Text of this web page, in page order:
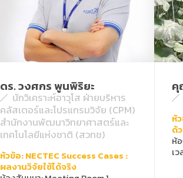
ดร. วงศกร พูนพิริยะ
นักวิเคราะห์อาวุโส ฝ่ายบริหาร
คลัสเตอร์และโปรแกรมวิจัย (CPM)
สํานักงานพัฒนาวิทยาศาสตร์และ
เทคโนโลยีแห่งชาติ (สวทช)
หัวข้อ: NECTEC Success Cases :
ผลงานวิจัยใช้ได้จริง
คุ
หั
ด้
ห้
เ